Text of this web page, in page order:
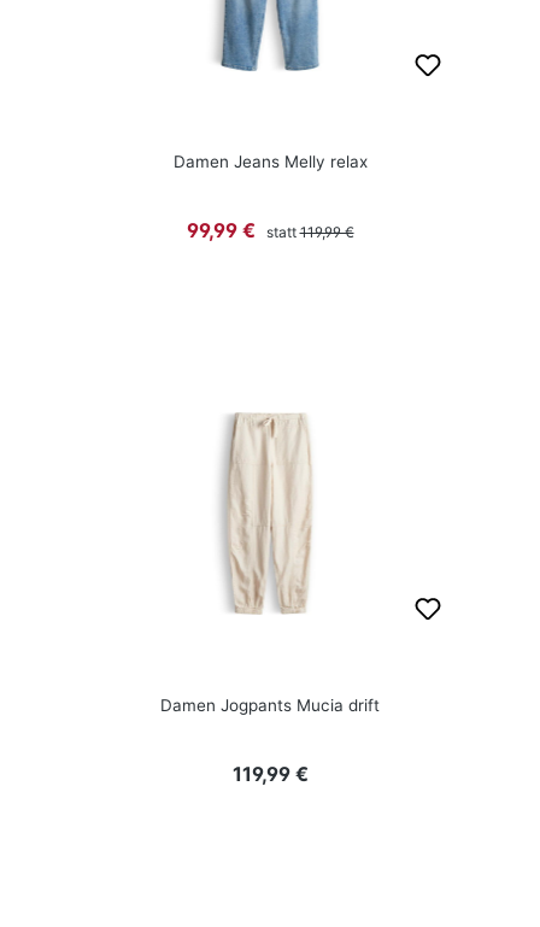
Damen Jeans Melly relax
Verkaufspreis:
99,99 € stattRegulärer Preis:
119,99 €
Damen Jogpants Mucia drift
Regulärer Preis:
119,99 €